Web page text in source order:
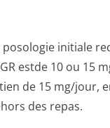
posologie initiale
estde 10 ou 15
de 15 mg/jour,
des repas.